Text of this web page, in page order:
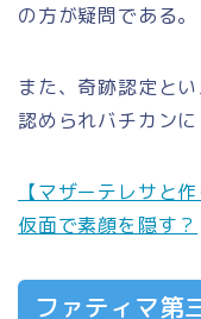
の方が疑問である。
また、奇跡認定と
認められバチカンに
【マザーテレサと
仮面で素顔を隠す？
ファティマ第